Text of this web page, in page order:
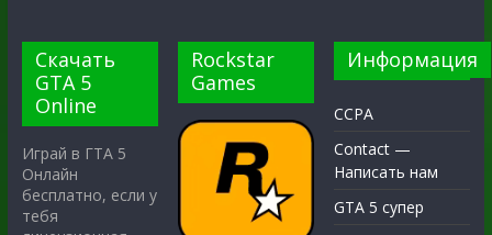
Скачать
GTA 5
Online
Играй в ГТА 5
Онлайн
бесплатно, если у
тебя
Rockstar
Games
Информация
CCPA
Contact —
Написать нам
GTA 5 супер